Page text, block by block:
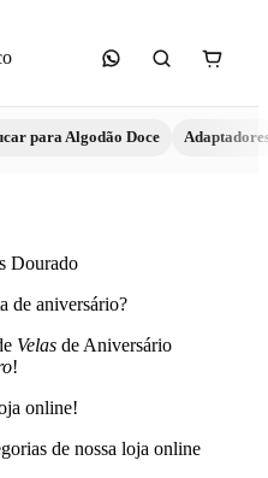
para Algodão Doce
Dourado
de aniversário?
Velas de Aniversário
!
online!
de nossa loja online